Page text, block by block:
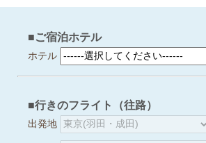
■ご宿泊ホテル
ホテル
■行きのフライト（往路）
出発地